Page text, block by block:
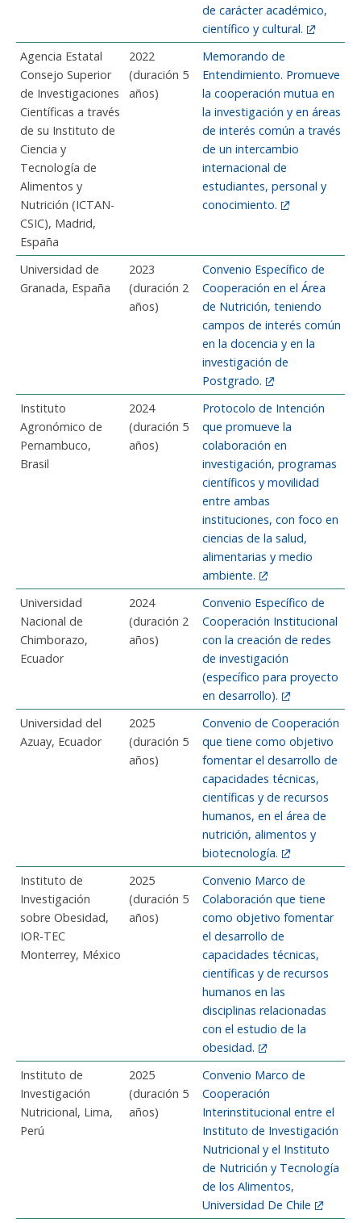
de carácter académico,
científico y cultural.
Agencia Estatal
Consejo Superior
de Investigaciones
Científicas a través
de su Instituto de
Ciencia y
Tecnología de
Alimentos y
Nutrición (ICTAN-
CSIC), Madrid,
España
2022
​(duración 5
años)
Memorando de
Entendimiento. Promueve
la cooperación mutua en
la investigación y en áreas
de interés común a través
de un intercambio
internacional de
estudiantes, personal y
conocimiento.
Universidad de
Granada, España
2023 ​
(duración 2
años)
Convenio Específico de
Cooperación en el Área
de Nutrición, teniendo
campos de interés común
en la docencia y en la
investigación de
Postgrado.
Instituto
Agronómico de
Pernambuco,
Brasil
2024
(duración 5
años)
Protocolo de Intención
que promueve la
colaboración en
investigación, programas
científicos y movilidad
entre ambas
instituciones, con foco en
ciencias de la salud,
alimentarias y medio
ambiente.
Universidad
Nacional de
Chimborazo,
Ecuador
2024
(duración 2
años)
Convenio Específico de
Cooperación Institucional
con la creación de redes
de investigación
(específico para proyecto
en desarrollo).
Universidad del
Azuay, Ecuador
2025
(duración 5
años)
Convenio de Cooperación
que tiene como objetivo
fomentar el desarrollo de
capacidades técnicas,
científicas y de recursos
humanos, en el área de
nutrición, alimentos y
biotecnología.
Instituto de
Investigación
sobre Obesidad,
IOR-TEC
Monterrey, México
2025
(duración 5
años)
Convenio Marco de
Colaboración que tiene
como objetivo fomentar
el desarrollo de
capacidades técnicas,
científicas y de recursos
humanos en las
disciplinas relacionadas
con el estudio de la
obesidad.
Instituto de
Investigación
Nutricional, Lima,
Perú
2025
(duración 5
años)
Convenio Marco de
Cooperación
Interinstitucional entre el
Instituto de Investigación
Nutricional y el Instituto
de Nutrición y Tecnología
de los Alimentos,
Universidad De Chile